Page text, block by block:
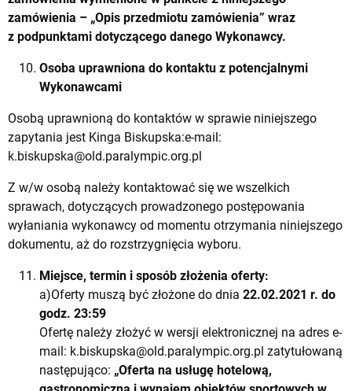
zamówienia – „Opis przedmiotu zamówienia” wraz
z podpunktami dotyczącego danego Wykonawcy.
Osoba uprawniona do kontaktu z potencjalnymi
Wykonawcami
Osobą uprawnioną do kontaktów w sprawie niniejszego
zapytania jest Kinga Biskupska:e-mail:
k.biskupska@old.paralympic.org.pl
Z w/w osobą należy kontaktować się we wszelkich
sprawach, dotyczących prowadzonego postępowania
wyłaniania wykonawcy od momentu otrzymania niniejszego
dokumentu, aż do rozstrzygnięcia wyboru.
Miejsce, termin i sposób złożenia oferty:
a)Oferty muszą być złożone do dnia 22.02.2021 r. do
godz. 23:59
Ofertę należy złożyć w wersji elektronicznej na adres e-
mail: k.biskupska@old.paralympic.org.pl zatytułowaną
następująco: „Oferta na usługę hotelową,